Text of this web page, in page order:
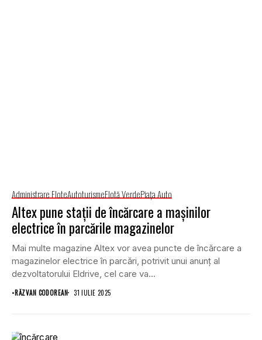
Administrare FloteAutoturismeFlotă VerdePiaţa Auto
Altex pune stații de încărcare a mașinilor
electrice în parcările magazinelor
Mai multe magazine Altex vor avea puncte de încărcare a
magazinelor electrice în parcări, potrivit unui anunț al
dezvoltatorului Eldrive, cel care va...
•RĂZVAN CODOREAN 31 IULIE 2025